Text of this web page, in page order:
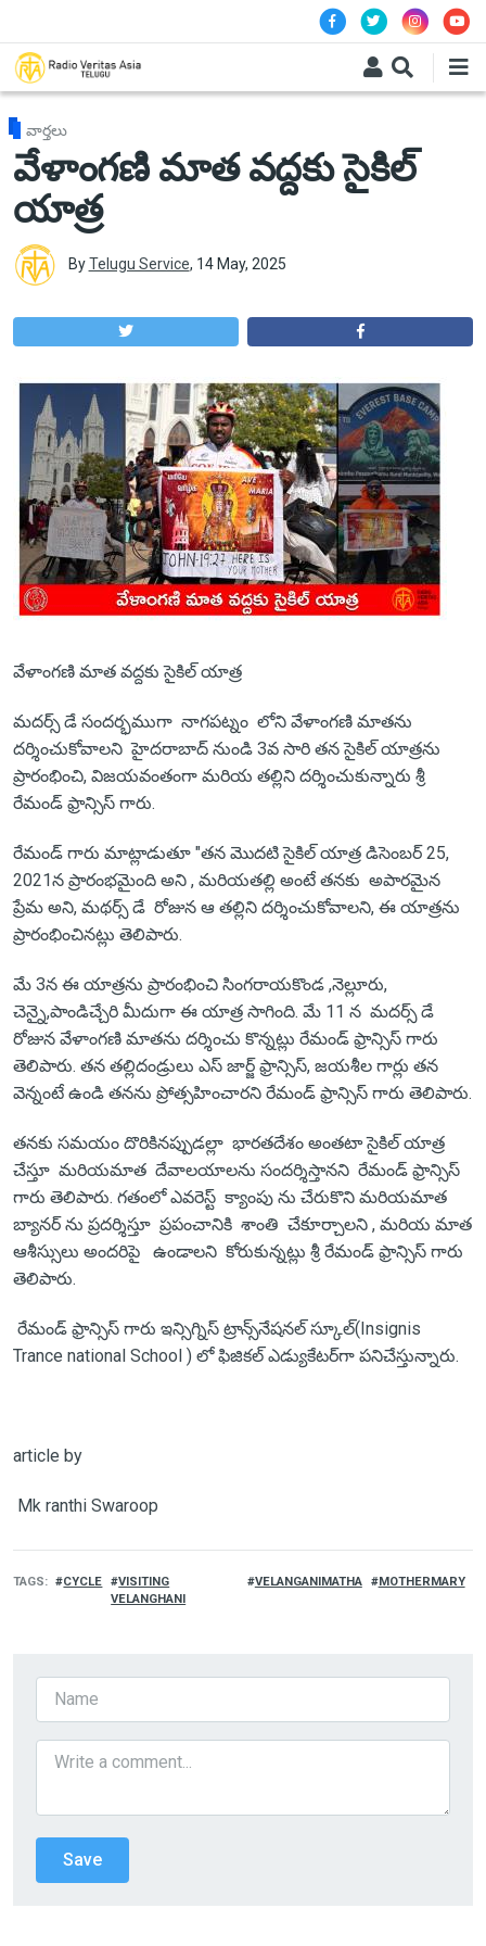
వార్తలు
వేళాంగణి మాత వద్దకు సైకిల్
యాత్ర
ByTelugu Service, 14 May, 2025
వేళాంగణి మాత వద్దకు సైకిల్ యాత్ర
మదర్స్ డే సందర్భముగా నాగపట్నం లోని వేళాంగణి మాతను
దర్శించుకోవాలని హైదరాబాద్ నుండి 3వ సారి తన సైకిల్ యాత్రను
ప్రారంభించి, విజయవంతంగా మరియ తల్లిని దర్శించుకున్నారు శ్రీ
రేమండ్ ఫ్రాన్సిస్ గారు.
రేమండ్ గారు మాట్లాడుతూ "తన మొదటి సైకిల్ యాత్ర డిసెంబర్ 25,
2021న ప్రారంభమైంది అని , మరియతల్లి అంటే తనకు అపారమైన
ప్రేమ అని, మథర్స్ డే రోజున ఆ తల్లిని దర్శించుకోవాలని, ఈ యాత్రను
ప్రారంభించినట్లు తెలిపారు.
మే 3న ఈ యాత్రను ప్రారంభించి సింగరాయకొండ ,నెల్లూరు,
చెన్నై,పాండిచ్చేరి మీదుగా ఈ యాత్ర సాగింది. మే 11 న మదర్స్ డే
రోజున వేళాంగణి మాతను దర్శించు కొన్నట్లు రేమండ్ ఫ్రాన్సిస్ గారు
తెలిపారు. తన తల్లిదండ్రులు ఎస్ జార్జ్ ఫ్రాన్సిస్, జయశీల గార్లు తన
వెన్నంటే ఉండి తనను ప్రోత్సహించారని రేమండ్ ఫ్రాన్సిస్ గారు తెలిపారు.
తనకు సమయం దొరికినప్పుడల్లా భారతదేశం అంతటా సైకిల్ యాత్ర
చేస్తూ మరియమాత దేవాలయాలను సందర్శిస్తానని రేమండ్ ఫ్రాన్సిస్
గారు తెలిపారు. గతంలో ఎవరెస్ట్ క్యాంపు ను చేరుకొని మరియమాత
బ్యానర్ ను ప్రదర్శిస్తూ ప్రపంచానికి శాంతి చేకూర్చాలని , మరియ మాత
ఆశీస్సులు అందరిపై ఉండాలని కోరుకున్నట్లు శ్రీ రేమండ్ ఫ్రాన్సిస్ గారు
తెలిపారు.
రేమండ్ ఫ్రాన్సిస్ గారు ఇన్సిగ్నిస్ ట్రాన్స్‌నేషనల్ స్కూల్‌(Insignis
Trance national School ) లో ఫిజికల్ ఎడ్యుకేటర్‌గా పనిచేస్తున్నారు.
article by
Mk ranthi Swaroop
TAGS CYCLE
VISITING
VELANGHANI
VELANGANIMATHA MOTHERMARY